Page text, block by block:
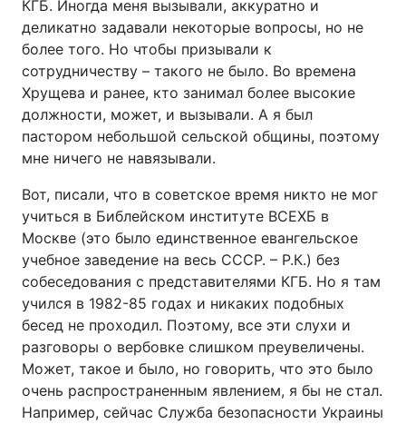
КГБ. Иногда меня вызывали, аккуратно и
деликатно задавали некоторые вопросы, но не
более того. Но чтобы призывали к
сотрудничеству – такого не было. Во времена
Хрущева и ранее, кто занимал более высокие
должности, может, и вызывали. А я был
пастором небольшой сельской общины, поэтому
мне ничего не навязывали.
Вот, писали, что в советское время никто не мог
учиться в Библейском институте ВСЕХБ в
Москве (это было единственное евангельское
учебное заведение на весь СССР. – Р.К.) без
собеседования с представителями КГБ. Но я там
учился в 1982-85 годах и никаких подобных
бесед не проходил. Поэтому, все эти слухи и
разговоры о вербовке слишком преувеличены.
Может, такое и было, но говорить, что это было
очень распространенным явлением, я бы не стал.
Например, сейчас Служба безопасности Украины